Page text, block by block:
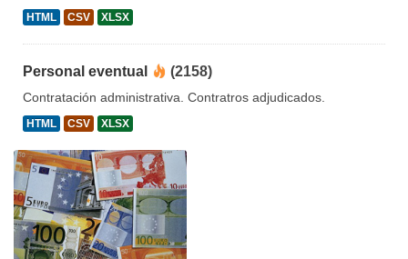
HTML CSV XLSX
Personal eventual (2158)
Contratación administrativa. Contratros adjudicados.
HTML CSV XLSX